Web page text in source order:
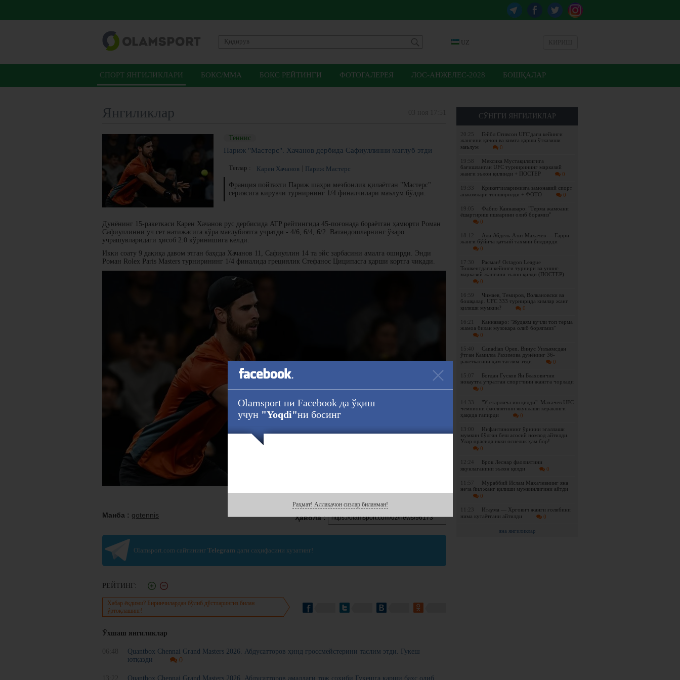
UZ
СПОРТ ЯНГИЛИКЛАРИ БОКС/ММА БОКС РЕЙТИНГИ ФОТОГАЛЕРЕЯ ЛОС-АНЖЕЛЕС-2028 БОШҚАЛАР
СЎНГГИ ЯНГИЛИКЛАР
20:25
Гейбл Стивсон UFC'даги кейинги
жангини қачон ва кимга қарши ўтказиши
маълум
0
19:58
Мексика Мустақиллигига
бағишланган UFC турнирининг марказий
жанги эълон қилинди + ПОСТЕР
0
19:33
Крикетчиларимизга замонавий спорт
анжомлари топширилди + ФОТО
0
19:05
Фабио Каннаваро: "Терма жамоани
ёшартириш ишларини олиб борамиз"
0
18:12
Али Абдель-Азиз Махачев — Гарри
жанги бўйича қатъий тахмин билдирди
0
17:30
Расман! Octagon League
Тошкентдаги кейинги турнири ва унинг
марказий жангини эълон қилди (ПОСТЕР)
0
16:59
Чимаев, Темиров, Волкановски ва
бошқалар. UFC 333 турнирида кимлар жанг
қилиши мумкин?
0
16:21
Каннаваро: "Жудаям кучли топ терма
жамоа билан музокара олиб боряпмиз"
0
15:40
Canadian Open. Винус Уильямсдан
ўтган Камилла Рахимова дунёнинг 36-
ракеткасини ҳам таслим этди
0
15:07
Богдан Гусков Ян Блаховични
нокаутга учратган спортчини жангга чорлади
0
14:33
"У етарлича иш қилди". Махачев UFC
чемпиони фаолиятини якунлаши кераклиги
ҳақида гапирди
0
13:00
Инфантинонинг ўрнини эгаллаши
мумкин бўлган беш асосий номзод айтилди.
Улар орасида икки осиёлик ҳам бор!
0
12:24
Брок Леснар фаолиятини
якунлаганини эълон қилди
0
11:57
Мураббий Ислам Махачевнинг яна
неча йил жанг қилиши мумкинлигини айтди
0
11:23
Итаума — Хргович жанги ғолибини
нима кутаётгани айтилди
0
яна янгиликлар
Янгиликлар
Теннис
Париж "Мастерс". Хачанов дербида Сафиуллинни мағлуб этди
Теглар : Карен Хачанов Париж Мастерс
Франция пойтахти Париж шаҳри мезбонлик қилаётган "Мастерс"
сериясига кирувчи турнирнинг 1/4 финалчилари маълум бўлди.
Дунёнинг 15-ракеткаси Карен Хачанов рус дербисида ATP рейтингида 45-поғонада бораётган ҳамюрти Роман
Сафиуллинни уч сет натижасига кўра мағлубиятга учратди - 4/6, 6/4, 6/2. Ватандошларнинг ўзаро
учрашувларидаги ҳисоб 2:0 кўринишига келди.
Икки соату 9 дақиқа давом этган баҳсда Хачанов 11, Сафиуллин 14 та эйс зарбасини амалга оширди. Энди
Роман Rolex Paris Masters турнирининг 1/4 финалида грециялик Стефанос Циципасга қарши кортга чиқади.
Ҳавола :
Манба : gotennis
Olamsport.com сайтининг Telegram даги саҳифасини кузатинг!
РЕЙТИНГ:
Хабар ёқдими? Биринчилардан бўлиб дўстларингиз билан
ўртоқлашинг!
Ўхшаш янгиликлар
Quantbox Chennai Grand Masters 2026. Абдусатторов ҳинд гроссмейстерини таслим этди. Гукеш
ютқазди
0
Quantbox Chennai Grand Masters 2026. Абдусатторов амалдаги тож соҳиби Гукешга қарши баҳс олиб
Olamsport ни Facebook да ўқиш
учун "Yoqdi"ни босинг
Раҳмат! Аллақачон сизлар биланман!